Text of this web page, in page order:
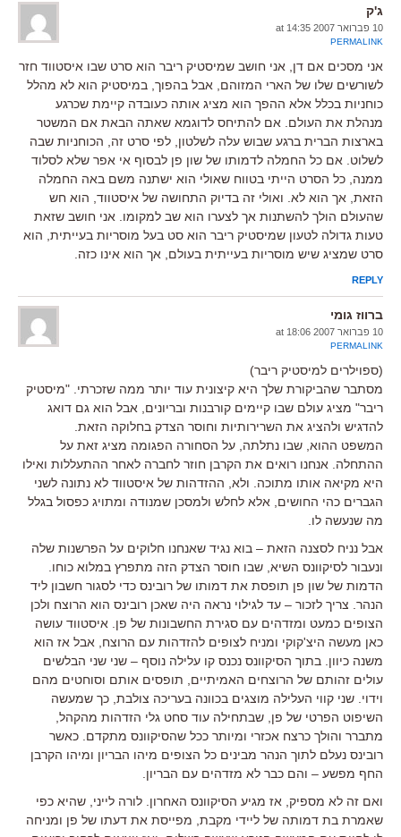
ג'ק
10 פברואר 2007 at 14:35
PERMALINK
אני מסכים אם דן, אני חושב שמיסטיק ריבר הוא סרט שבו איסטווד חזר
לשורשים שלו של הארי המזוהם, אבל בהפוך, במיסטיק הוא לא מהלל
כוחניות בכלל אלא ההפך הוא מציג אותה כעובדה קיימת שכרגע
מנהלת את העולם. אם להתיחס לדוגמא שאתה הבאת אם המשטר
בארצות הברית ברגע שבוש עלה לשלטון, לפי סרט זה, הכוחניות שבה
לשלוט. אם כל החמלה לדמותו של שון פן לבסוף אי אפר שלא לסלוד
ממנה, כל הסרט הייתי בטווח שאולי הוא ישתנה משם באה החמלה
הזאת, אך הוא לא. ואולי זה בדיוק התחושה של איסטווד, הוא חש
שהעולם הולך להשתנות אך לצערו הוא שב למקומו. אני חושב שזאת
טעות גדולה לטעון שמיסטיק ריבר הוא סט בעל מוסריות בעייתית, הוא
סרט שמציג שיש מוסריות בעייתית בעולם, אך הוא אינו כזה.
REPLY
ברווז גומי
10 פברואר 2007 at 18:06
PERMALINK
(ספוילרים למיסטיק ריבר)
מסתבר שהביקורת שלך היא קיצונית עוד יותר ממה שזכרתי. "מיסטיק
ריבר" מציג עולם שבו קיימים קורבנות ובריונים, אבל הוא גם דואג
להדגיש ולהציג את השרירותיות וחוסר הצדק בחלוקה הזאת.
המשפט ההוא, שבו נתלתה, על הסחורה הפגומה מציג זאת על
ההתחלה. אנחנו רואים את הקרבן חוזר לחברה לאחר ההתעללות ואילו
היא מקיאה אותו מתוכה. ולא, ההזדהות של איסטווד לא נתונה לשני
הגברים כהי החושים, אלא לחלש ולמסכן שמנודה ומתויג כפסול בגלל
מה שנעשה לו.
אבל נניח לסצנה הזאת – בוא נגיד שאנחנו חלוקים על הפרשנות שלה
ונעבור לסיקוונס השיא, שבו חוסר הצדק הזה מתפרץ במלוא כוחו.
הדמות של שון פן תופסת את דמותו של רובינס כדי לסגור חשבון ליד
הנהר. צריך לזכור – עד לגילוי נראה היה שאכן רובינס הוא הרוצח ולכן
הצופים כמעט ומזדהים עם סגירת החשבונות של פן. איסטווד עושה
כאן מעשה היצ'קוקי ומניח לצופים להזדהות עם הרוצח, אבל אז הוא
משנה כיוון. בתוך הסיקוונס נכנס קו עלילה נוסף – שני שני הבלשים
עולים זהותם של הרוצחים האמיתיים, תופסים אותם וסוחטים מהם
וידוי. שני קווי העלילה מוצגים בכוונה בעריכה צולבת, כך שמעשה
השיפוט הפרטי של פן, שבתחילה עוד סחט גלי הזדהות מהקהל,
מתברר והולך כרצח אכזרי ומיותר ככל שהסיקוונס מתקדם. כאשר
רובינס נעלם לתוך הנהר מבינים כל הצופים מיהו הבריון ומיהו הקרבן
החף מפשע – והם כבר לא מזדהים עם הבריון.
ואם זה לא מספיק, אז מגיע הסיקוונס האחרון. לורה לייני, שהיא כפי
שאמרת בת דמותה של ליידי מקבת, מפייסת את דעתו של פן ומניחה